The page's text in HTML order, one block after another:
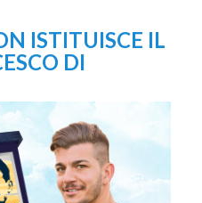
ISTITUISCE IL
DI